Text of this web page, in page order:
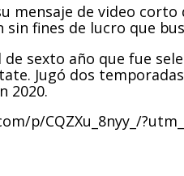
mensaje de video
fines de lucro que
sexto año que fue
Jugó dos
2020.
p/CQZXu_8nyy_/